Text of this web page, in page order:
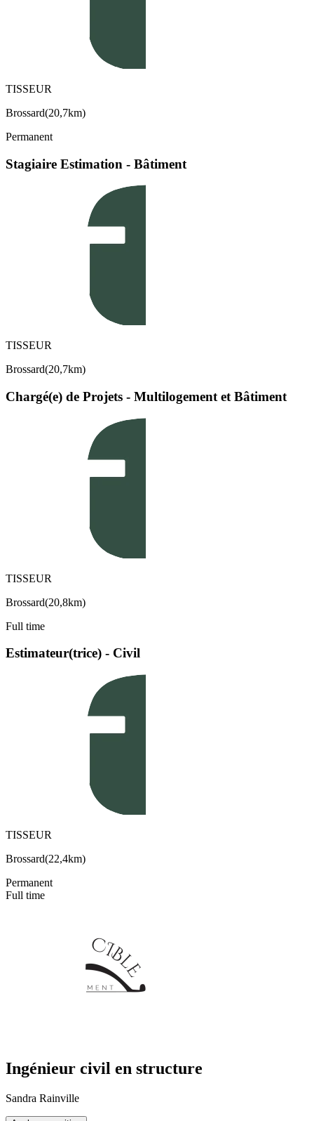
TISSEUR
Brossard(20,7km)
Permanent
Stagiaire Estimation - Bâtiment
TISSEUR
Brossard(20,7km)
Chargé(e) de Projets - Multilogement et Bâtiment
TISSEUR
Brossard(20,8km)
Full time
Estimateur(trice) - Civil
TISSEUR
Brossard(22,4km)
Permanent
Full time
Ingénieur civil en structure
Sandra Rainville